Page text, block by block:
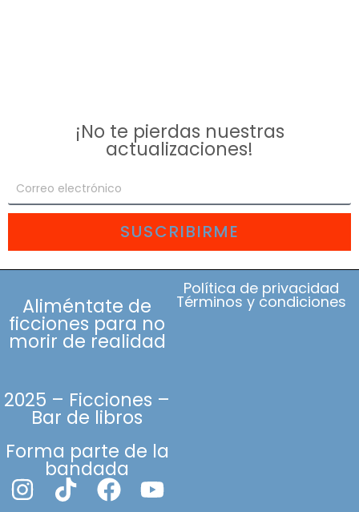
¡No te pierdas nuestras
actualizaciones!
SUSCRIBIRME
Aliméntate de
ficciones para no
morir de realidad
2025 – Ficciones –
Bar de libros
Forma parte de la
bandada
Política de privacidad
Términos y condiciones